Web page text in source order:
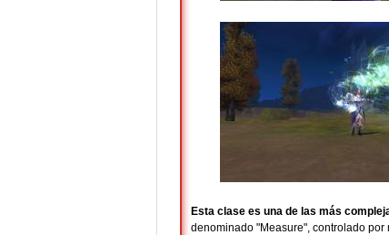
Esta clase es una de las más
denominado "Measure", controlado